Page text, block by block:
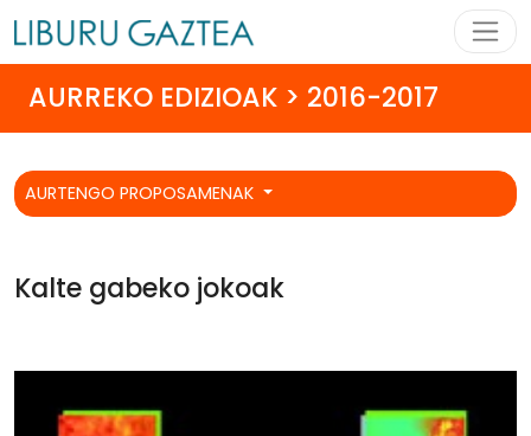
AURREKO EDIZIOAK > 2016-2017
AURTENGO PROPOSAMENAK
Kalte gabeko jokoak